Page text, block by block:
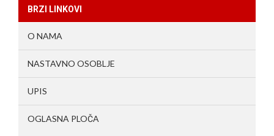
BRZI LINKOVI
O NAMA
NASTAVNO OSOBLJE
UPIS
OGLASNA PLOČA